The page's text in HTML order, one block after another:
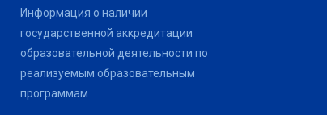
Информация о наличии
государственной аккредитации
образовательной деятельности по
реализуемым образовательным
программам